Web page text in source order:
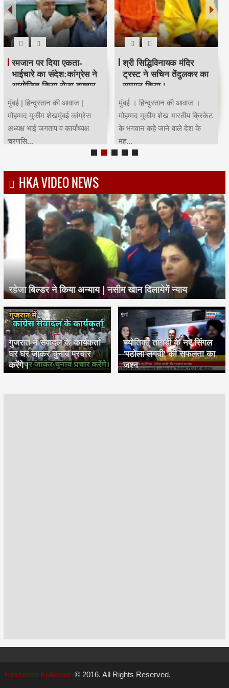
रमजान पर दिया एकता-
भाईचारे का संदेश:कांग्रेस ने
आयोजित किया रोजा इफ्तार
मुंबई | हिन्दुस्तान की आवाज |
मोहम्मद मुकीम शेखमुंबई कांग्रेस
अध्यक्ष भाई जगताप व कार्याध्यक्ष
चरणसि...
श्री सिद्धिविनायक मंदिर
ट्रस्ट ने सचिन तेंदुलकर का
सम्मान किया।
मुंबई । हिन्दुस्तान की आवाज ।
मोहम्मद मुकीम शेख भारतीय क्रिकेट
के भगवान कहे जाने वाले देश के
मह...
HKA VIDEO NEWS
रहेजा बिल्डर ने किया अन्याय | नसीम खान दिलायेगें न्याय
गुजरात में सेवादल के कार्यकर्ता
घर घर जाकर चुनाव प्रचार
करेंगे।
ज्योतिका तांगड़ी के नए सिंगल
'पटोला लगदी' की सफलता का
जश्न
Hindustan Ki Aawaz © 2016. All Rights Reserved.